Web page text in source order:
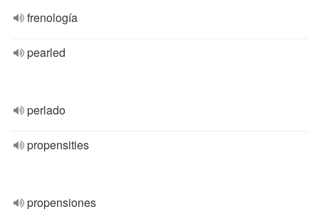
frenología
pearled
perlado
propensities
propensiones